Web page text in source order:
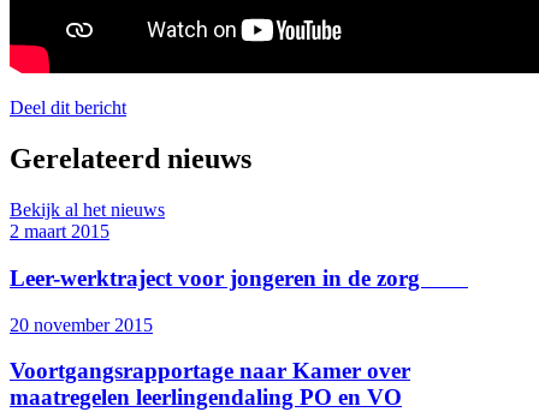
Deel dit bericht
Gerelateerd nieuws
Bekijk al het nieuws
2 maart 2015
Leer-werktraject voor jongeren in de zorg
20 november 2015
Voortgangsrapportage naar Kamer over
maatregelen leerlingendaling PO en VO